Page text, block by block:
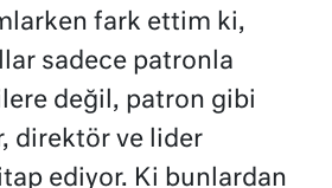
fark ettim ki,
sadece patronla
değil, patron gibi
direktör ve lider
ediyor. Ki bunlardan